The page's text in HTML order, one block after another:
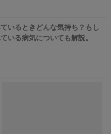
いるときどんな気持ち？もし
いる病気についても解説。